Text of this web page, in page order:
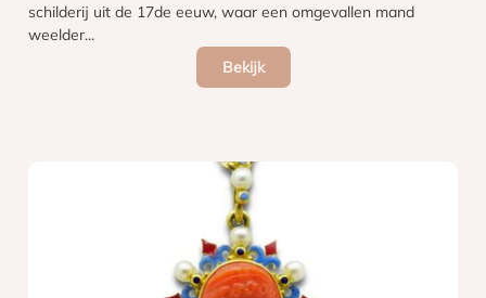
schilderij uit de 17de eeuw, waar een omgevallen mand
weelder...
Bekijk